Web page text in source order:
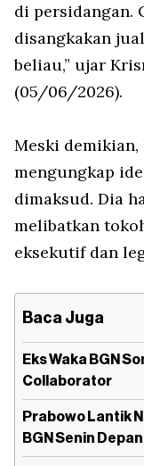
di persidangan.
disangkakan
beliau,” ujar
(05/06/2026).
Meski
mengungkap
dimaksud. Dia
melibatkan
eksekutif dan
Baca Juga
Eks Waka BGN
Collaborator
Prabowo Lantik
BGN Senin Depan